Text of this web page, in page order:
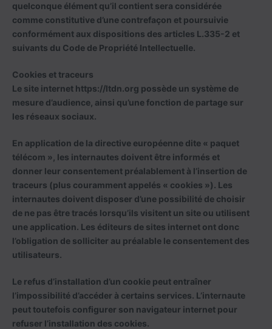
quelconque élément qu’il contient sera considérée
comme constitutive d’une contrefaçon et poursuivie
conformément aux dispositions des articles L.335-2 et
suivants du Code de Propriété Intellectuelle.
Cookies et traceurs
Le site internet https://ltdn.org possède un système de
mesure d’audience, ainsi qu’une fonction de partage sur
les réseaux sociaux.
En application de la directive européenne dite « paquet
télécom », les internautes doivent être informés et
donner leur consentement préalablement à l’insertion de
traceurs (plus couramment appelés « cookies »). Les
internautes doivent disposer d’une possibilité de choisir
de ne pas être tracés lorsqu’ils visitent un site ou utilisent
une application. Les éditeurs de sites internet ont donc
l’obligation de solliciter au préalable le consentement des
utilisateurs.
Le refus d’installation d’un cookie peut entraîner
l’impossibilité d’accéder à certains services. L’internaute
peut toutefois configurer son navigateur internet pour
refuser l’installation des cookies.